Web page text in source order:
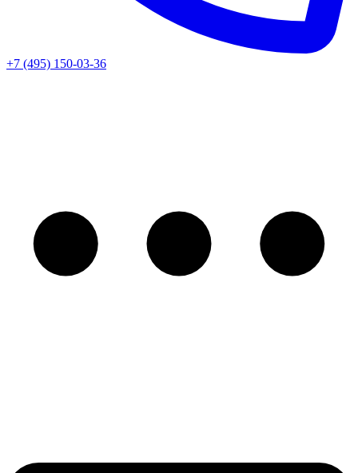
+7 (495) 150-03-36